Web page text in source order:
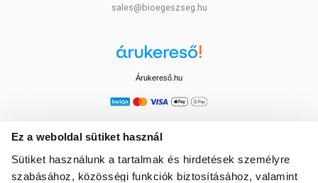
Ez a weboldal sütiket használ
Sütiket használunk a tartalmak és hirdetések személyre
szabásához, közösségi funkciók biztosításához, valamint
sales@bioegeszseg.hu
Árukereső.hu